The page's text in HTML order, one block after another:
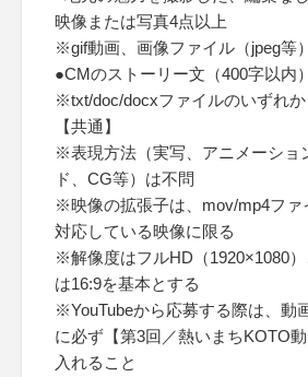
映像または写真4点以上
※gif動画、画像ファイル（jpeg等
●CMのストーリー文（400字以内）
※txt/doc/docxファイルのいずれか
【共通】
※表現方法（実写、アニメーショ
ド、CG等）は不問
※映像の拡張子は、mov/mp4ファ
対応している映像に限る
※解像度はフルHD（1920×1080
は16:9を基本とする
※YouTubeから応募する際は、動
に必ず【第3回／熱いまちKOTO
入れること